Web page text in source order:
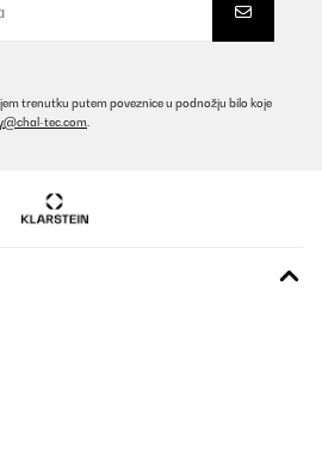
wegen der Größe und Leistung. Trotz B
suchen und fanden nur eine kleine Beule.
und ist größer als gedacht. Einfach,
trenutku putem poveznice u podnožju bilo koje
tec.com